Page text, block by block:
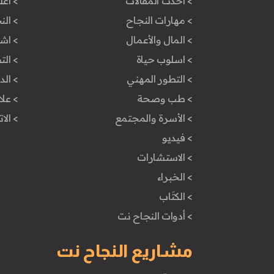
> مهارات النجاح
> المال والأعمال
> اسلوب حياة
> التطور المهني
> طب وصحة
> الأسرة والمجتمع
> فيديو
> الاستشارات
> الخبراء
> الكتَاب
> أدوات النجاح نت
مشاريع النجاح نت
>
>
>
>
>
>